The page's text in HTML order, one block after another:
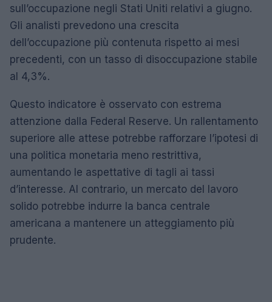
sull’occupazione negli Stati Uniti relativi a giugno.
Gli analisti prevedono una crescita
dell’occupazione più contenuta rispetto ai mesi
precedenti, con un tasso di disoccupazione stabile
al 4,3%.
Questo indicatore è osservato con estrema
attenzione dalla Federal Reserve. Un rallentamento
superiore alle attese potrebbe rafforzare l’ipotesi di
una politica monetaria meno restrittiva,
aumentando le aspettative di tagli ai tassi
d’interesse. Al contrario, un mercato del lavoro
solido potrebbe indurre la banca centrale
americana a mantenere un atteggiamento più
prudente.